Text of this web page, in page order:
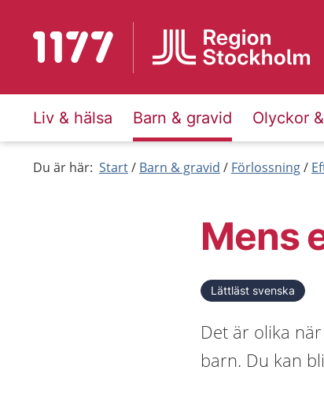
Till startsidan för 1177
Liv & hälsa Barn & gravid Olyckor
Du är här: Start Barn & gravid Förlossning
Mens
Lättläst svenska
Det är olika
barn. Du kan